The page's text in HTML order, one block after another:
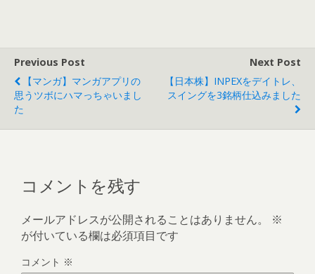
Previous Post
【マンガ】マンガアプリの
思うツボにハマっちゃいまし
た
Next Post
【日本株】INPEXをデイトレ、
スイングを3銘柄仕込みました
コメントを残す
メールアドレスが公開されることはありません。
※
が付いている欄は必須項目です
コメント ※